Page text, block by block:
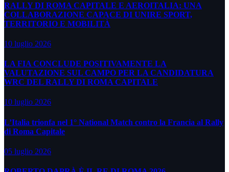
RALLY DI ROMA CAPITALE E AEROITALIA: UNA
COLLABORAZIONE CAPACE DI UNIRE SPORT,
TERRITORIO E MOBILITÀ
10 luglio 2026
LA FIA CONCLUDE POSITIVAMENTE LA
VALUTAZIONE SUL CAMPO PER LA CANDIDATURA
WRC DEL RALLY DI ROMA CAPITALE
10 luglio 2026
L’Italia trionfa nel 1° National Match contro la Francia al Rally
di Roma Capitale
05 luglio 2026